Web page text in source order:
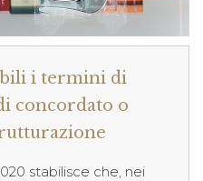
i termini di
concordato o
stabilisce che, nei